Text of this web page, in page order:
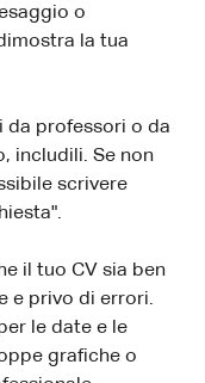
o
la tua
da professori o da
includili. Se non
scrivere
il tuo CV sia ben
e privo di errori.
le date e le
grafiche o